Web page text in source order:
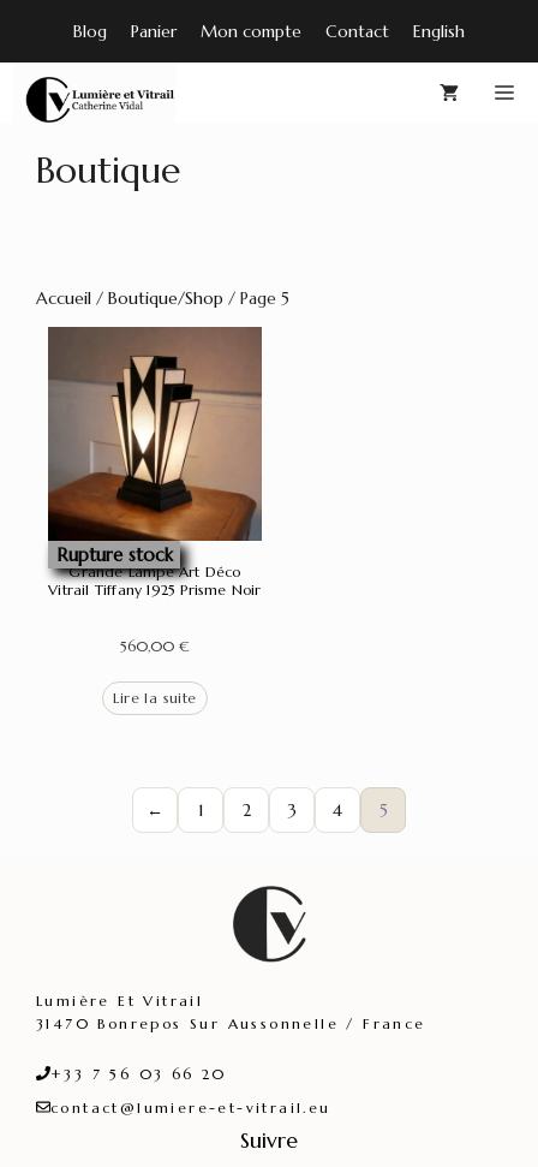
contenu
Blog Panier Mon compte Contact English
Boutique
Accueil / Boutique/Shop / Page 5
Rupture stock
Grande Lampe Art Déco
Vitrail Tiffany 1925 Prisme Noir
560,00 €
Lire la suite
← 1 2 3 4 5
Lumière Et Vitrail
31470 Bonrepos Sur Aussonnelle / France
+33 7 56 03 66 20
contact@lumiere-et-vitrail.eu
Suivre